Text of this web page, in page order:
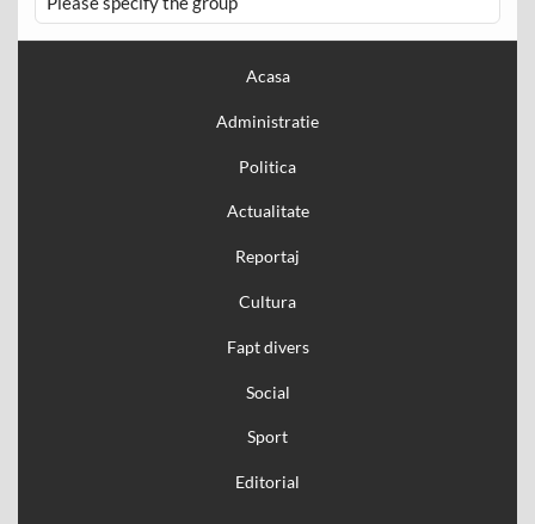
Acasa
Administratie
Politica
Actualitate
Reportaj
Cultura
Fapt divers
Social
Sport
Editorial